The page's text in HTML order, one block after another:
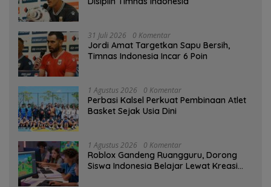
31 Juli 2026 0 Komentar
Jordi Amat Targetkan Sapu Bersih,
Timnas Indonesia Incar 6 Poin
1 Agustus 2026 0 Komentar
Perbasi Kalsel Perkuat Pembinaan Atlet
Basket Sejak Usia Dini
1 Agustus 2026 0 Komentar
Roblox Gandeng Ruangguru, Dorong
Siswa Indonesia Belajar Lewat Kreasi